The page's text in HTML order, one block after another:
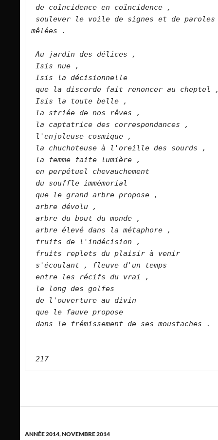
de coïncidence en coïncidence ,
soulever le voile de signes et de paroles
mêlées .
Au jardin des délices ,
Isis nue ,
Isis la décisionnelle
que la discorde fait renoncer au cheptel
Isis la toute belle ,
la striée de nos rêves ,
la captatrice des correspondances ,
l'enjoleuse cosmique ,
la chuchoteuse à l'oreille des sourds ,
la femme faite lumière ,
en perpétuel chevauchement
du souffle immémorial
que le grand arbre propose ,
arbre dévolu ,
arbre du bout du monde ,
arbre élevé dans la métaphore ,
fruits de l'indécision ,
fruits replets du plaisir à venir
s'écoulant , fleuve d'un temps
entre les récifs du vrai ,
le long des golfes
de l'ouverture au divin
que le fauve propose
dans le frémissement de ses moustaches .
217
ANNÉE 2014,NOVEMBRE 2014